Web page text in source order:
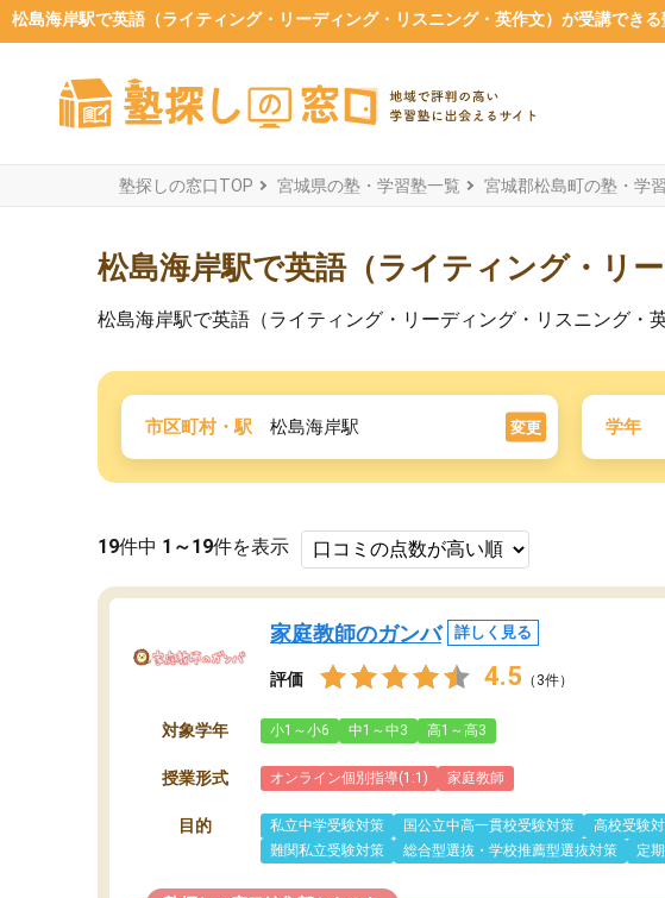
松島海岸駅で英語（ライティング・リーディング・リスニング・英作文）が受講できる
塾探しの窓口TOP 宮城県の塾・学習塾一覧 宮城郡松島町の塾・学
松島海岸駅で英語（ライティング・リ
松島海岸駅で英語（ライティング・リーディング・リスニング・
市区町村・駅 松島海岸駅 変更 学年
19件中 1～19件を表示
家庭教師のガンバ 詳しく見る
評価 4.5 （3件）
対象学年 小1～小6 中1～中3 高1～高3
授業形式 オンライン個別指導(1:1) 家庭教師
目的 私立中学受験対策 国公立中高一貫校受験対策 高校受験
難関私立受験対策
総合型選抜・学校推薦型選抜対策 定